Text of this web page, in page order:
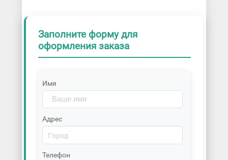
Заполните форму для
оформления заказа
Имя
Адрес
Телефон